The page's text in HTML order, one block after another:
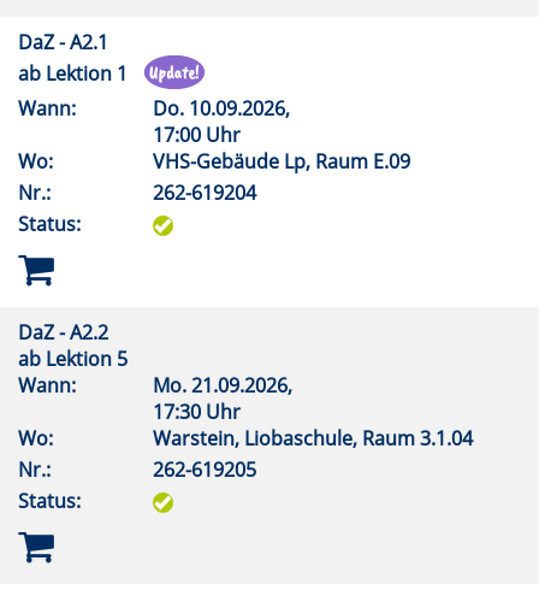
DaZ - A2.1
ab Lektion 1
Wann:
Do. 10.09.2026,
17:00 Uhr
Wo:
VHS-Gebäude Lp, Raum E.09
Nr.:
262-619204
Status:
DaZ - A2.2
ab Lektion 5
Wann:
Mo.21.09.2026,
17:30 Uhr
Wo:
Warstein, Liobaschule, Raum 3.1.04
Nr.:
262-619205
Status: